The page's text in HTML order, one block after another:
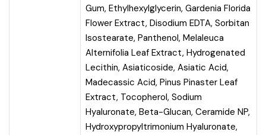
Gum, Ethylhexylglycerin, Gardenia Florida
Flower Extract, Disodium EDTA, Sorbitan
Isostearate, Panthenol, Melaleuca
Alternifolia Leaf Extract, Hydrogenated
Lecithin, Asiaticoside, Asiatic Acid,
Madecassic Acid, Pinus Pinaster Leaf
Extract, Tocopherol, Sodium
Hyaluronate, Beta-Glucan, Ceramide NP,
Hydroxypropyltrimonium Hyaluronate,